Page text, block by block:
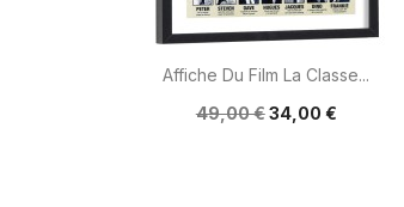
Aperçu rapide
Affiche Du Film La Classe...
49,00 €34,00 €